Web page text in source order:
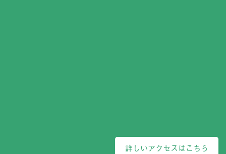
詳しいアクセスはこちら